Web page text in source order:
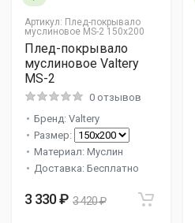
Артикул: Плед-покрывало
муслиновое MS-2 150х200
Плед-покрывало
муслиновое Valtery
MS-2
0 отзывов
Бренд: Valtery
Размер:
Материал: Муслин
Доставка: Бесплатно
3 330 ₽ 3 420 ₽